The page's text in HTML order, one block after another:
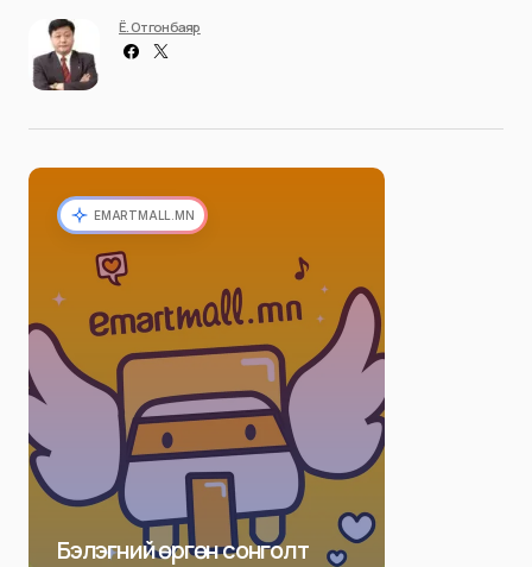
Ё. Отгонбаяр
EMARTMALL.MN
Бэлэгний өргөн сонголт